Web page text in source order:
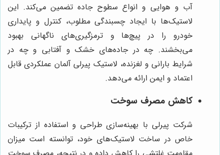
آب و هوایی و انواع سطوح جاده تضمین می‌کند. این
لاستیک‌ها با ایجاد چسبندگی مطلوب، کنترل و پایداری
خودرو را در پیچ‌ها و ترمزگیری‌های ناگهانی بهبود
می‌بخشند. چه در جاده‌های خشک و آفتابی و چه در
شرایط بارانی و لغزنده، لاستیک پیرلی آلمان عملکردی قابل
اعتماد و ایمن ارائه می‌دهد.
کاهش مصرف سوخت
شرکت پیرلی با بهینه‌سازی طراحی و استفاده از ترکیبات
خاص در ساخت لاستیک‌های خود، توانسته است میزان